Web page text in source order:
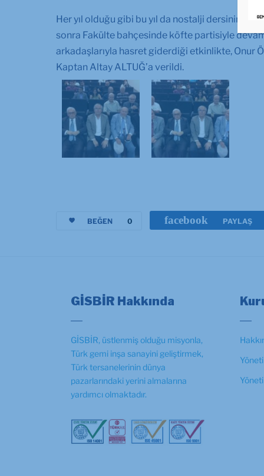
Her yıl olduğu gibi bu yıl da nostalji dersinin
sonra Fakülte bahçesinde köfte partisiyle devam
arkadaşlarıyla hasret giderdiği etkinlikte, Onur
Kaptan Altay ALTUĞ’a verildi.
BEĞEN 0 facebook PAYLAŞ
GİSBİR Hakkında
GİSBİR, üstlenmiş olduğu misyonla,
Türk gemi inşa sanayini geliştirmek,
Türk tersanelerinin dünya
pazarlarındaki yerini almalarına
yardımcı olmaktadır.